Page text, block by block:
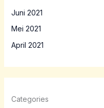
Juni 2021
Mei 2021
April 2021
Categories